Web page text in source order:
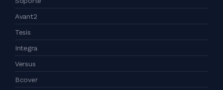
Avant2
Tesis
Integra
Versus
Bcover